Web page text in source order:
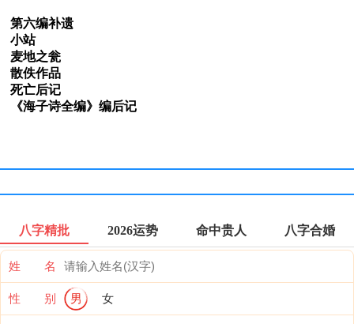
第六编补遗
小站
麦地之瓮
散佚作品
死亡后记
《海子诗全编》编后记
八字精批 2026运势 命中贵人 八字合婚
姓 名
性 别 男 女